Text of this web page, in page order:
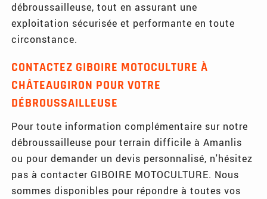
débroussailleuse, tout en assurant une
exploitation sécurisée et performante en toute
circonstance.
CONTACTEZ GIBOIRE MOTOCULTURE À
CHÂTEAUGIRON POUR VOTRE
DÉBROUSSAILLEUSE
Pour toute information complémentaire sur notre
débroussailleuse pour terrain difficile à Amanlis
ou pour demander un devis personnalisé, n'hésitez
pas à contacter GIBOIRE MOTOCULTURE. Nous
sommes disponibles pour répondre à toutes vos